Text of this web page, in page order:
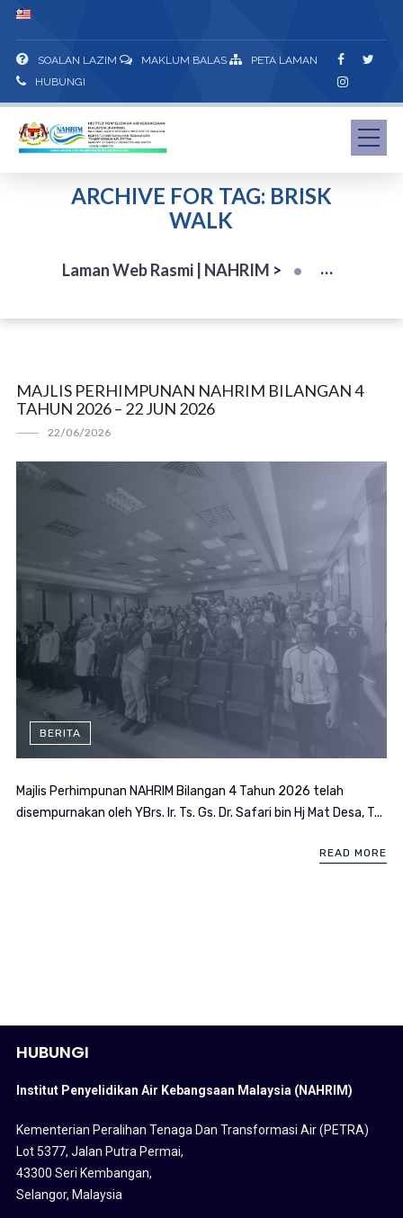
SOALAN LAZIM MAKLUM BALAS
PETA LAMAN
HUBUNGI
ARCHIVE FOR TAG: BRISK
WALK
Laman Web Rasmi | NAHRIM >
MAJLIS PERHIMPUNAN NAHRIM BILANGAN 4
TAHUN 2026 – 22 JUN 2026
22/06/2026
BERITA
Majlis Perhimpunan NAHRIM Bilangan 4 Tahun 2026 telah
disempurnakan oleh YBrs. Ir. Ts. Gs. Dr. Safari bin Hj Mat Desa, T...
READ MORE
HUBUNGI
Institut Penyelidikan Air Kebangsaan Malaysia (NAHRIM)
Kementerian Peralihan Tenaga Dan Transformasi Air (PETRA)
Lot 5377, Jalan Putra Permai,
43300 Seri Kembangan,
Selangor, Malaysia